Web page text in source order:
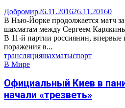
Добромир26.11.201626.11.20160
В Нью-Йорке продолжается матч
шахматам между Сергеем
В 11-й партии россиянин, впервые
поражения в...
трансляцияшахматыспорт
В Мире
Официальный Киев в
начали «трезветь»